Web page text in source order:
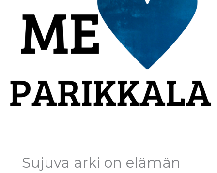
Sujuva arki on elämän